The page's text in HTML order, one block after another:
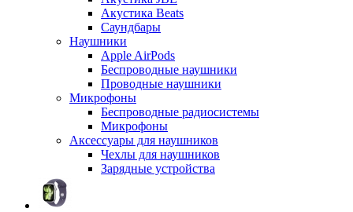
Акустика Beats
Саундбары
Наушники
Apple AirPods
Беспроводные наушники
Проводные наушники
Микрофоны
Беспроводные радиосистемы
Микрофоны
Аксессуары для наушников
Чехлы для наушников
Зарядные устройства